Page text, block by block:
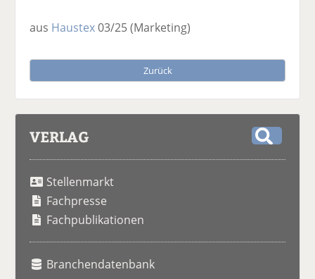
aus Haustex03/25(Marketing)
Zurück
VERLAG
Stellenmarkt
Fachpresse
Fachpublikationen
Branchendatenbank